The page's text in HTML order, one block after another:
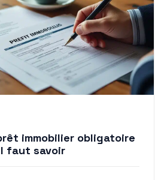
immobilier obligatoire
faut savoir